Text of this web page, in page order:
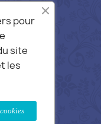
pour
site
les